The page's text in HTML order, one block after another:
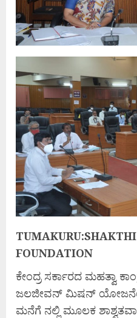
FOUNDATION
ಕೇಂದ್ರ ಸರ್ಕಾರದ ಮಹತ್ವಾ
ಜಲಜೀವನ್ ಮಿಷನ್
ಮನೆಗೆ ನಲ್ಲಿ ಮೂಲಕ